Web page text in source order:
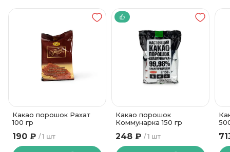
Какао порошок Рахат
100 гр
1 шт
190 ₽
Какао порошок
Коммунарка 150 гр
1 шт
248 ₽